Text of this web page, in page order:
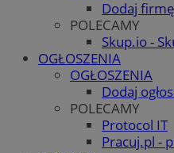
Dodaj
POLECAMY
Skup.io -
OGŁOSZENIA
OGŁOSZENIA
Dodaj
POLECAMY
Protocol IT
Pracuj.pl -